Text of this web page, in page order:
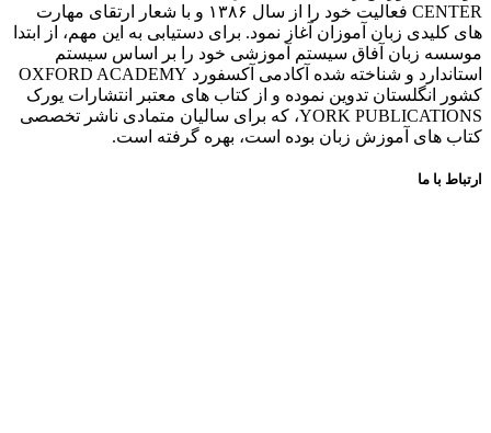
CENTER فعالیت خود را از سال ۱۳۸۶ و با شعار ارتقای مهارت
های کلیدی زبان آموزان آغاز نمود. برای دستیابی به این مهم، از ابتدا
موسسه زبان آفاق سیستم آموزشی خود را بر اساس سیستم
استاندارد و شناخته شده آکادمی آکسفورد OXFORD ACADEMY
کشور انگلستان تدوین نموده و از کتاب های معتبر انتشارات یورک
YORK PUBLICATIONS، که برای سالیان متمادی ناشر تخصصی
کتاب های آموزش زبان بوده است، بهره گرفته است.
ارتباط با ما